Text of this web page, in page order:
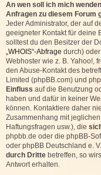
An wen soll ich mich
Anfragen zu diesem Forum
Jeder Administrator, der auf
geeigneter Kontakt für deine
solltest du den Besitzer der
„WHOIS“-Abfrage durch)
Webhoster wie z. B. Yahoo!,
den Abuse-Kontakt des
Limited (phpBB.com) und
Einfluss auf die Benutzung
haben und dafür in keiner
können. Kontaktiere daher
Zusammenhang mit
Haftungsfragen usw.), die
phpbb.de oder die phpBB-
oder phpBB Deutschland e.
durch Dritte betreffen, so
Antwort erhalten.